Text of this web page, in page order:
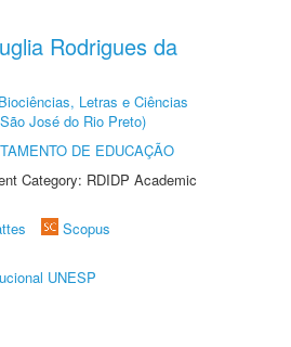
Rodrigues da
Letras e Ciências
José do Rio Preto)
DE EDUCAÇÃO
Category: RDIDP Academic
Scopus
UNESP